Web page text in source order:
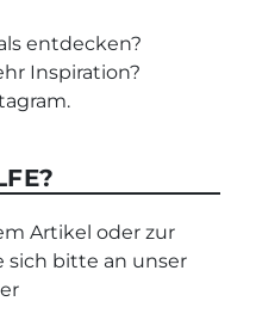
entdecken?
Inspiration?
Artikel oder zur
sich bitte an unser